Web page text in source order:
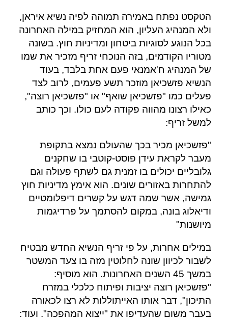
הטקסט נפתח באמירה תמוהה לפיה נשיא איראן,
ולא המנהיג העליון, הוא המחזיק במילה האחרונה
בכל הנוגע לסוגיות ביטחון ומדיניות חוץ. בשונה
מטוריו הקודמים, בזה הנוכחי זריף מזכיר את שמו
של המנהיג ח'אמנאי פעם אחת בלבד, בעוד
הנשיא פזשכיאן מוזכר תשע פעמים, לרוב לצד
פעלים כמו "פזשכיאן שואף" או "פזשכיאן רוצה",
כאילו רצונו מהווה פקודה לעם כולו. וכך כותב
למשל זריף:
"פזשכיאן מכיר בכך שהעולם נמצא בתקופת
מעבר לקראת עידן פוסט-קוטבי בו שחקנים
גלובליים יכולים בו זמנית גם לשתף פעולה וגם
להתחרות באזורים שונים. הוא אימץ מדיניות חוץ
גמישה, אשר שמה דגש על קשרים דיפלומטיים
ודיאלוג בונה, במקום להסתמך על פרדיגמות
מיושנות"
במילים אחרות, על פי זריף הנשיא החדש מבטיח
לשבור לכיוון שונה לחלוטין מזה בו צעד המשטר
במשך 45 השנים האחרונות. הוא מוסיף:
"פזשכיאן רוצה יציבות ופיתוח כלכלי במזרח
התיכון", דבר אותו האייתוללות לא רצו לכאורה
בעבר משום שהעדיפו את "ייצוא המהפכה". ועוד: